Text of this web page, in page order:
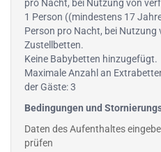
pro Nacht, bei Nutzung von
1 Person ((mindestens 17
Person pro Nacht, bei Nutzung
Zustellbetten.
Keine Babybetten hinzugefügt.
Maximale Anzahl an
der Gäste: 3
Bedingungen und
Daten des Aufenthaltes
prüfen